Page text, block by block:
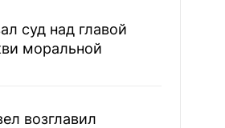
суд над главой
моральной
возглавил